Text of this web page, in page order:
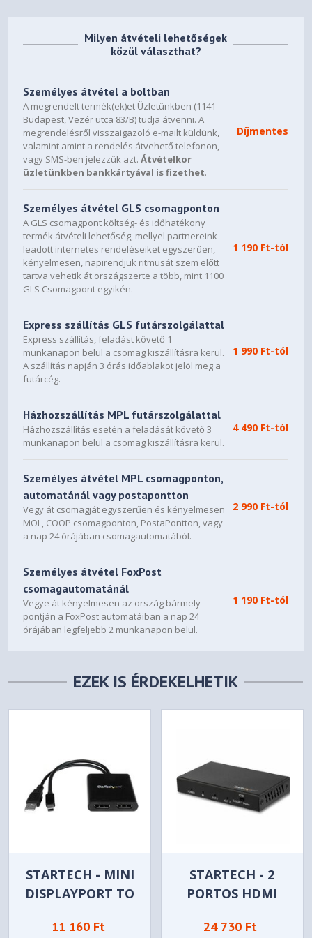
Milyen átvételi lehetőségek
közül választhat?
Személyes átvétel a boltban
A megrendelt termék(ek)et Üzletünkben (1141
Budapest, Vezér utca 83/B) tudja átvenni. A
megrendelésről visszaigazoló e-mailt küldünk,
valamint amint a rendelés átvehető telefonon,
vagy SMS-ben jelezzük azt.Átvételkor
üzletünkben bankkártyával is fizethet.
Díjmentes
Személyes átvétel GLS csomagponton
A GLS csomagpont költség- és időhatékony
termék átvételi lehetőség, mellyel partnereink
leadott internetes rendeléseiket egyszerűen,
kényelmesen, napirendjük ritmusát szem előtt
tartva vehetik át országszerte a több, mint 1100
GLS Csomagpont egyikén.
1 190 Ft-tól
Express szállítás GLS futárszolgálattal
Express szállítás, feladást követő 1
munkanapon belül a csomag kiszállításra kerül.
A szállítás napján 3 órás időablakot jelöl meg a
futárcég.
1 990 Ft-tól
Házhozszállítás MPL futárszolgálattal
Házhozszállítás esetén a feladását követő 3
munkanapon belül a csomag kiszállításra kerül.
4 490 Ft-tól
Személyes átvétel MPL csomagponton,
automatánál vagy postapontton
Vegy át csomagját egyszerűen és kényelmesen
MOL, COOP csomagponton, PostaPontton, vagy
a nap 24 órájában csomagautomatából.
2 990 Ft-tól
Személyes átvétel FoxPost
csomagautomatánál
Vegye át kényelmesen az ország bármely
pontján a FoxPost automatáiban a nap 24
órájában legfeljebb 2 munkanapon belül.
1 190 Ft-tól
EZEK IS ÉRDEKELHETIK
STARTECH - MINI
DISPLAYPORT TO
MULTI-MONITOR
11 160 Ft
STARTECH - 2
PORTOS HDMI
- ST122HD202
24 730 Ft